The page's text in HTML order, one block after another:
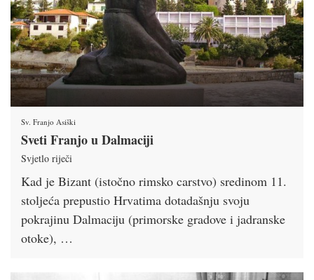
Sv. Franjo Asiški
Sveti Franjo u Dalmaciji
Svjetlo riječi
Kad je Bizant (istočno rimsko carstvo) sredinom 11.
stoljeća prepustio Hrvatima dotadašnju svoju
pokrajinu Dalmaciju (primorske gradove i jadranske
otoke), …